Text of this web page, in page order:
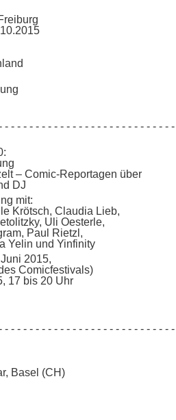
- - - - - - - - - - - - - - - - - - - - - - - - - - - -
– Comic-Reportagen über
DJ
mit:
Krötsch, Claudia Lieb,
Uli Oesterle,
Paul Rietzl,
Yelin und Yinfinity
2015,
Comicfestivals)
17 bis 20 Uhr
- - - - - - - - - - - - - - - - - - - - - - - - - - - -
Basel (CH)